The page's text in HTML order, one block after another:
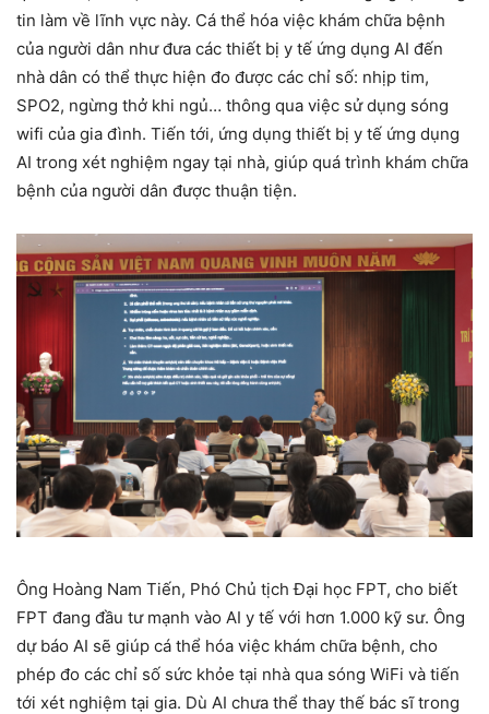
tin làm về lĩnh vực này. Cá thể hóa việc khám chữa bệnh
của người dân như đưa các thiết bị y tế ứng dụng AI đến
nhà dân có thể thực hiện đo được các chỉ số: nhịp tim,
SPO2, ngừng thở khi ngủ… thông qua việc sử dụng sóng
wifi của gia đình. Tiến tới, ứng dụng thiết bị y tế ứng dụng
AI trong xét nghiệm ngay tại nhà, giúp quá trình khám chữa
bệnh của người dân được thuận tiện.
Ông Hoàng Nam Tiến, Phó Chủ tịch Đại học FPT, cho biết
FPT đang đầu tư mạnh vào AI y tế với hơn 1.000 kỹ sư. Ông
dự báo AI sẽ giúp cá thể hóa việc khám chữa bệnh, cho
phép đo các chỉ số sức khỏe tại nhà qua sóng WiFi và tiến
tới xét nghiệm tại gia. Dù AI chưa thể thay thế bác sĩ trong